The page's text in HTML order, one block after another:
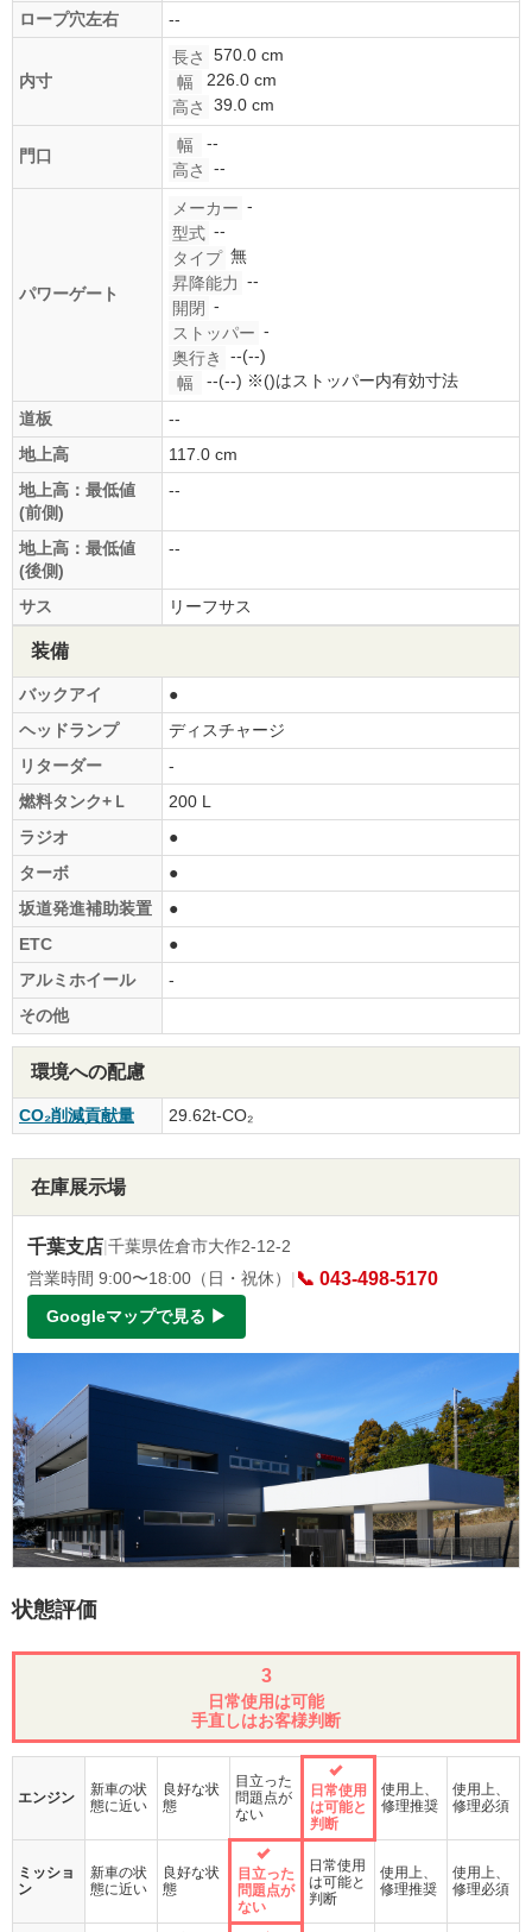
ロープ穴左右
--
内寸
長さ
570.0 cm
幅
226.0 cm
高さ
39.0 cm
門口
幅
--
高さ
--
パワーゲート
メーカー -
型式 --
タイプ 無
昇降能力 --
開閉 -
ストッパー -
奥行き
--(--)
幅
--(--) ※()はストッパー内有効寸法
道板
--
地上高
117.0 cm
地上高：最低値
(前側)
--
地上高：最低値
(後側)
--
サス リーフサス
装備
バックアイ
●
ヘッドランプ
ディスチャージ
リターダー
-
燃料タンク+Ｌ
200 L
ラジオ
●
ターボ
●
坂道発進補助装置
●
ETC
●
アルミホイール
-
その他
環境への配慮
CO₂削減貢献量 29.62t-CO₂
在庫展示場
千葉支店|千葉県佐倉市大作2-12-2
営業時間 9:00〜18:00（日・祝休） | 📞 043-498-5170
Googleマップで見る ▶
状態評価
3
日常使用は可能
手直しはお客様判断
エンジン
新車の状
態に近い
良好な状
態
目立った
問題点が
ない
日常使用
は可能と
判断
使用上、
修理推奨
使用上、
修理必須
ミッショ
ン
新車の状
態に近い
良好な状
態
目立った
問題点が
ない
日常使用
は可能と
判断
使用上、
修理推奨
使用上、
修理必須